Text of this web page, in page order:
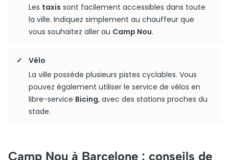
Les taxis sont facilement accessibles dans toute
la ville. Indiquez simplement au chauffeur que
vous souhaitez aller au Camp Nou.
Vélo
La ville possède plusieurs pistes cyclables. Vous
pouvez également utiliser le service de vélos en
libre-service Bicing, avec des stations proches du
stade.
Camp Nou à Barcelone : conseils de